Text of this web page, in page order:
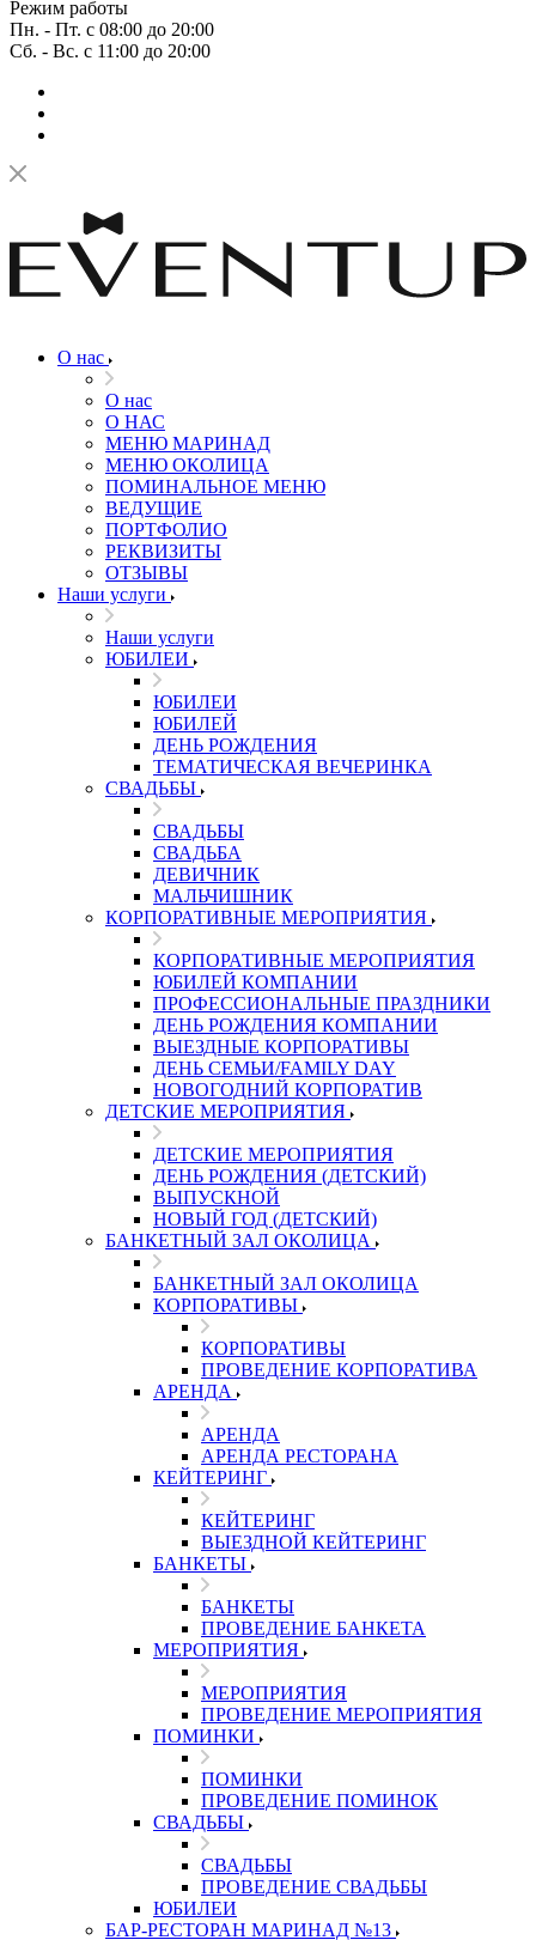
Режим работы
Пн. - Пт. с 08:00 до 20:00
Сб. - Вс. с 11:00 до 20:00
О нас
О нас
О НАС
МЕНЮ МАРИНАД
МЕНЮ ОКОЛИЦА
ПОМИНАЛЬНОЕ МЕНЮ
ВЕДУЩИЕ
ПОРТФОЛИО
РЕКВИЗИТЫ
ОТЗЫВЫ
Наши услуги
Наши услуги
ЮБИЛЕИ
ЮБИЛЕИ
ЮБИЛЕЙ
ДЕНЬ РОЖДЕНИЯ
ТЕМАТИЧЕСКАЯ ВЕЧЕРИНКА
СВАДЬБЫ
СВАДЬБЫ
СВАДЬБА
ДЕВИЧНИК
МАЛЬЧИШНИК
КОРПОРАТИВНЫЕ МЕРОПРИЯТИЯ
КОРПОРАТИВНЫЕ МЕРОПРИЯТИЯ
ЮБИЛЕЙ КОМПАНИИ
ПРОФЕССИОНАЛЬНЫЕ ПРАЗДНИКИ
ДЕНЬ РОЖДЕНИЯ КОМПАНИИ
ВЫЕЗДНЫЕ КОРПОРАТИВЫ
ДЕНЬ СЕМЬИ/FAMILY DAY
НОВОГОДНИЙ КОРПОРАТИВ
ДЕТСКИЕ МЕРОПРИЯТИЯ
ДЕТСКИЕ МЕРОПРИЯТИЯ
ДЕНЬ РОЖДЕНИЯ (ДЕТСКИЙ)
ВЫПУСКНОЙ
НОВЫЙ ГОД (ДЕТСКИЙ)
БАНКЕТНЫЙ ЗАЛ ОКОЛИЦА
БАНКЕТНЫЙ ЗАЛ ОКОЛИЦА
КОРПОРАТИВЫ
КОРПОРАТИВЫ
ПРОВЕДЕНИЕ КОРПОРАТИВА
АРЕНДА
АРЕНДА
АРЕНДА РЕСТОРАНА
КЕЙТЕРИНГ
КЕЙТЕРИНГ
ВЫЕЗДНОЙ КЕЙТЕРИНГ
БАНКЕТЫ
БАНКЕТЫ
ПРОВЕДЕНИЕ БАНКЕТА
МЕРОПРИЯТИЯ
МЕРОПРИЯТИЯ
ПРОВЕДЕНИЕ МЕРОПРИЯТИЯ
ПОМИНКИ
ПОМИНКИ
ПРОВЕДЕНИЕ ПОМИНОК
СВАДЬБЫ
СВАДЬБЫ
ПРОВЕДЕНИЕ СВАДЬБЫ
ЮБИЛЕИ
БАР-РЕСТОРАН МАРИНАД №13